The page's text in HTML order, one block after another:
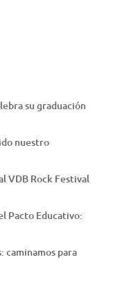
su graduación
nuestro
VDB Rock Festival
Pacto Educativo:
caminamos para